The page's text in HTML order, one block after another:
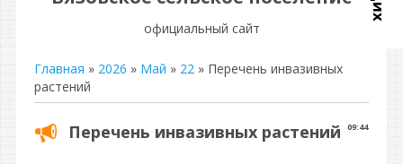
официальный сайт
Главная » 2026 » Май » 22 » Перечень инвазивных
растений
09:44
Перечень инвазивных растений